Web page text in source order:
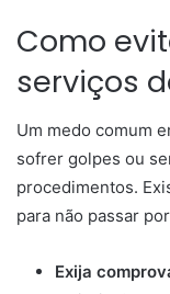
Como
serviços
Um medo comum
sofrer golpes ou
procedimentos.
para não passar
Exija